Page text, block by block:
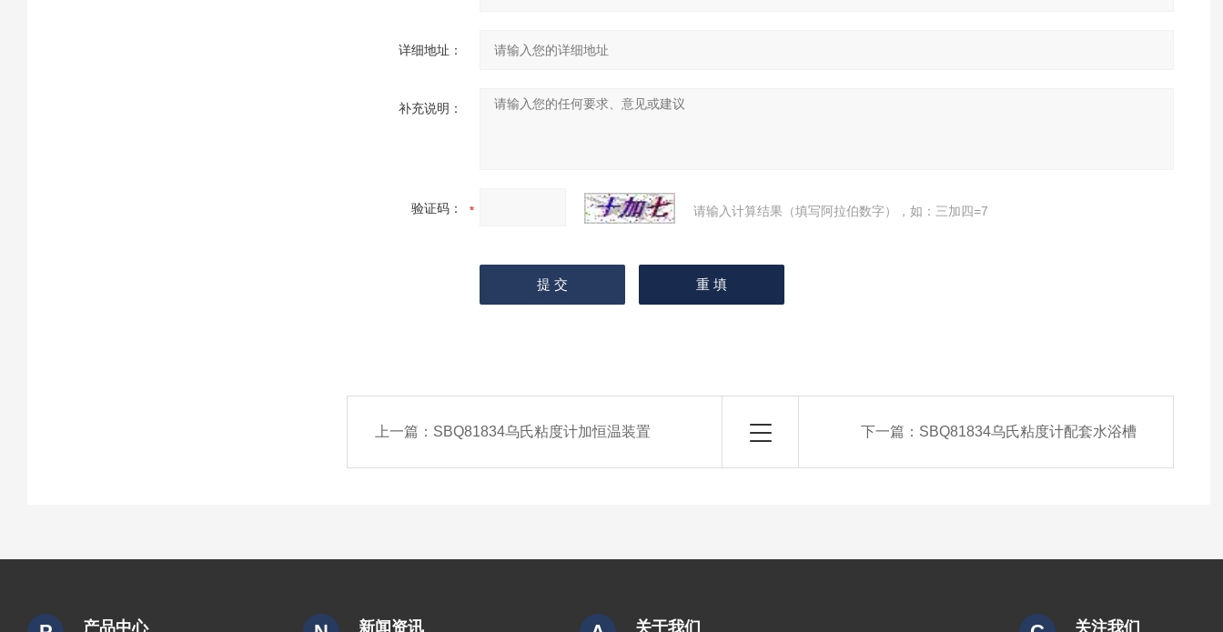
详细地址：
补充说明：
验证码： 请输入计算结果（填写阿拉伯数字），如：三加四=7
上一篇： SBQ81834乌氏粘度计加恒温装置 下一篇： SBQ81834乌氏粘度计配套水浴槽
产品中心 新闻资讯 关于我们 关注我们